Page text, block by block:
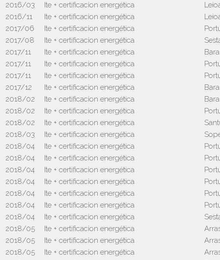
2016/03
Ite + certificacion energética
2016/11
Ite + certificacion energética
2017/06
Ite + certificacion energética
2017/08
Ite + certificacion energética
2017/11
Ite + certificacion energética
2017/11
Ite + certificacion energética
2017/11
Ite + certificacion energética
2017/12
Ite + certificacion energética
2018/02
Ite + certificacion energética
2018/02
Ite + certificacion energética
2018/02
Ite + certificacion energética
2018/03
Ite + certificacion energética
2018/04
Ite + certificacion energética
2018/04
Ite + certificacion energética
2018/04
Ite + certificacion energética
2018/04
Ite + certificacion energética
2018/04
Ite + certificacion energética
2018/04
Ite + certificacion energética
2018/04
Ite + certificacion energética
2018/05
Ite + certificacion energética
2018/05
Ite + certificacion energética
2018/05
Ite + certificacion energética